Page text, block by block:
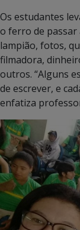
Os estudantes
o ferro de passar
lampião, fotos,
filmadora,
outros. “Alguns
de escrever, e
enfatiza